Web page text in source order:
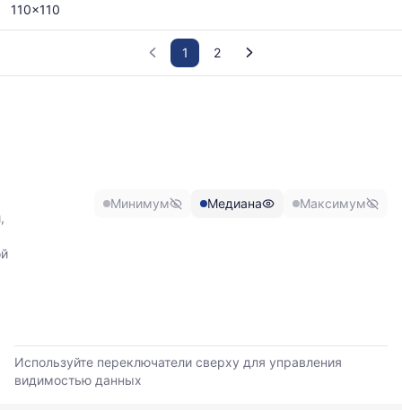
110x110
1 2
максимальной
последние
6
месяцев.
Минимум Медиана Максимум
Используйте переключатели сверху для управления
видимостью данных